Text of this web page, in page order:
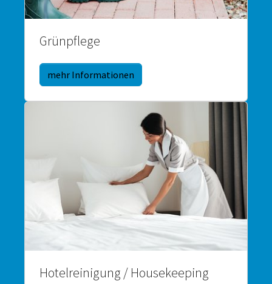
Grünpflege
mehr Informationen
Hotelreinigung / Housekeeping